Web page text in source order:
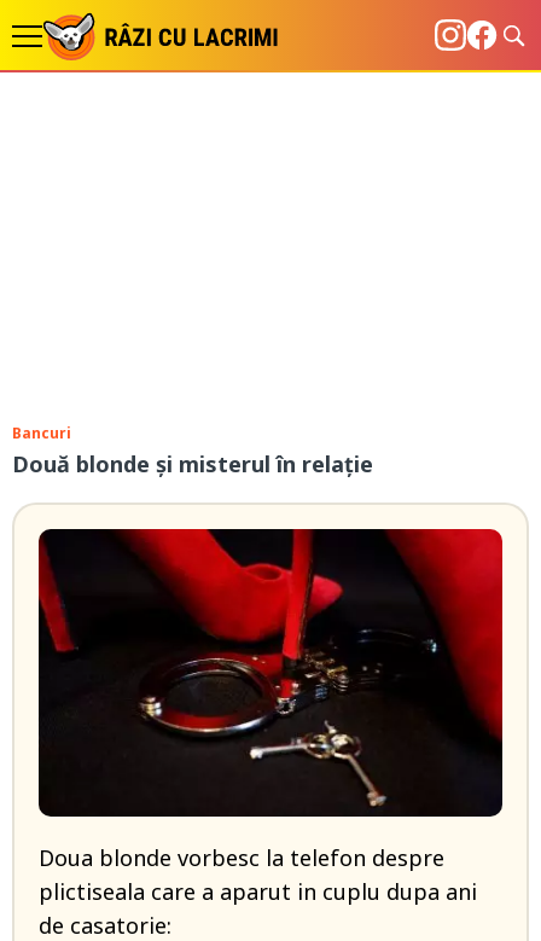
Bancuri
Două blonde și misterul în relație
Doua blonde vorbesc la telefon despre
plictiseala care a aparut in cuplu dupa ani
de casatorie: